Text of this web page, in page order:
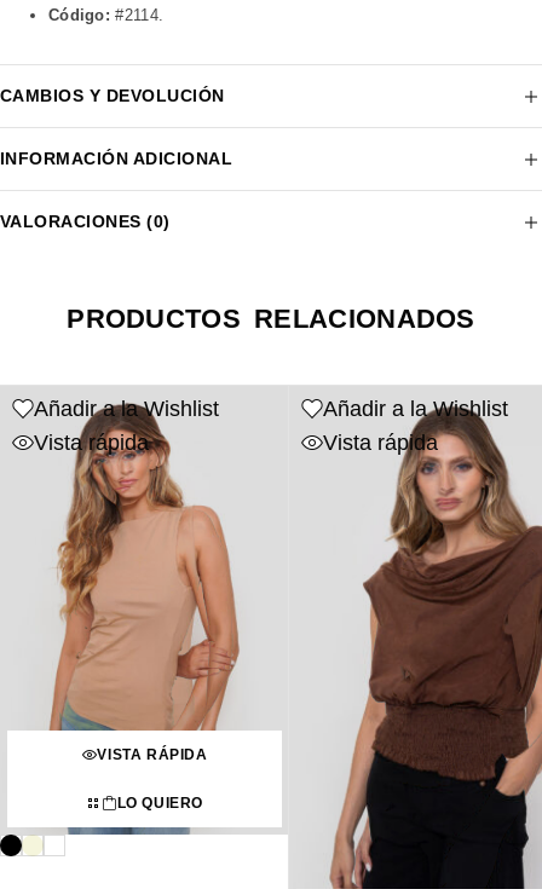
Código: #2114.
CAMBIOS Y DEVOLUCIÓN
INFORMACIÓN ADICIONAL
VALORACIONES (0)
PRODUCTOS RELACIONADOS
Añadir a la Wishlist
Vista rápida
VISTA RÁPIDA
LO QUIERO
Añadir a la Wishlist
Vista rápida